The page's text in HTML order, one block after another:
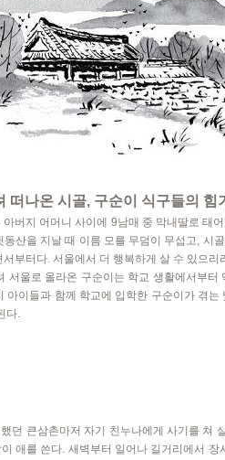
떠나온 시골, 구순이 식구들의 힘
버지 어머니 사이에 9남매 중 막내딸로 태
산을 지날 때 이름 모를 무덤이 무섭고, 시
부터다. 서울에서 더 행복하게 살 수 있으
서울로 올라온 구순이는 학교 생활에서부
아이들과 함께 학교에 입학한 구순이가 겪
다.
던 큰삼촌마저 자기 친누나에게 사기를 쳐
애를 쓴다. 새벽부터 일어나 길거리에서